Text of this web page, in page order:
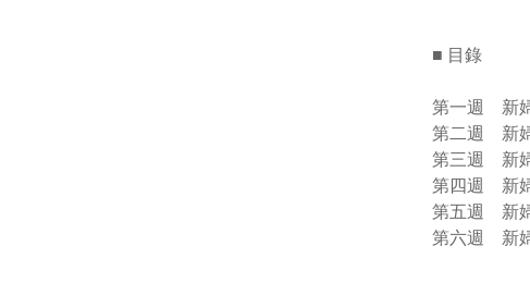
■ 目錄
第一週 新
第二週 新
第三週 新
第四週 新
第五週 新
第六週 新